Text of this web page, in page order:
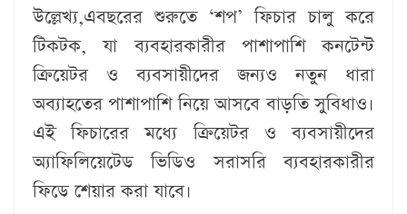
উল্লেখ্য,এবছরের শুরুতে ‘শপ’ ফিচার চালু করে
টিকটক, যা ব্যবহারকারীর পাশাপাশি কনটেন্ট
ক্রিয়েটর ও ব্যবসায়ীদের জন্যও নতুন ধারা
অব্যাহতের পাশাপাশি নিয়ে আসবে বাড়তি সুবিধাও।
এই ফিচারের মধ্যে ক্রিয়েটর ও ব্যবসায়ীদের
অ্যাফিলিয়েটেড ভিডিও সরাসরি ব্যবহারকারীর
ফিডে শেয়ার করা যাবে।